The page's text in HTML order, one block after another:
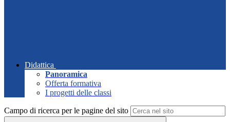
Didattica
Panoramica
Offerta formativa
I progetti delle classi
Campo di ricerca per le pagine del sito